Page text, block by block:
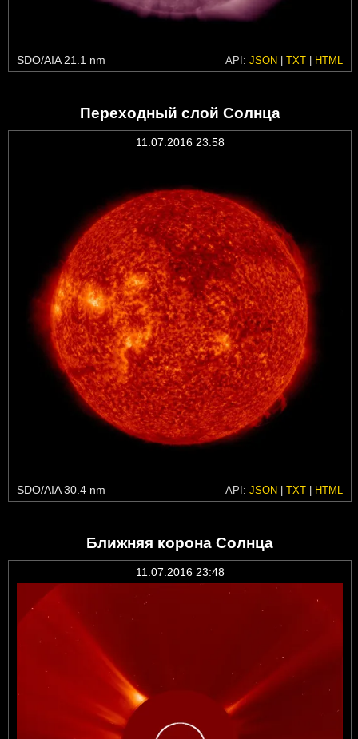
SDO/AIA 21.1 nm API: JSON | TXT | HTML
Переходный слой Солнца
11.07.2016 23:58
SDO/AIA 30.4 nm API: JSON | TXT | HTML
Ближняя корона Солнца
11.07.2016 23:48